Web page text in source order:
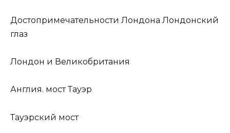
Достопримечательности Лондона Лондонский
глаз
Лондон и Великобритания
Англия. мост Тауэр
Тауэрский мост